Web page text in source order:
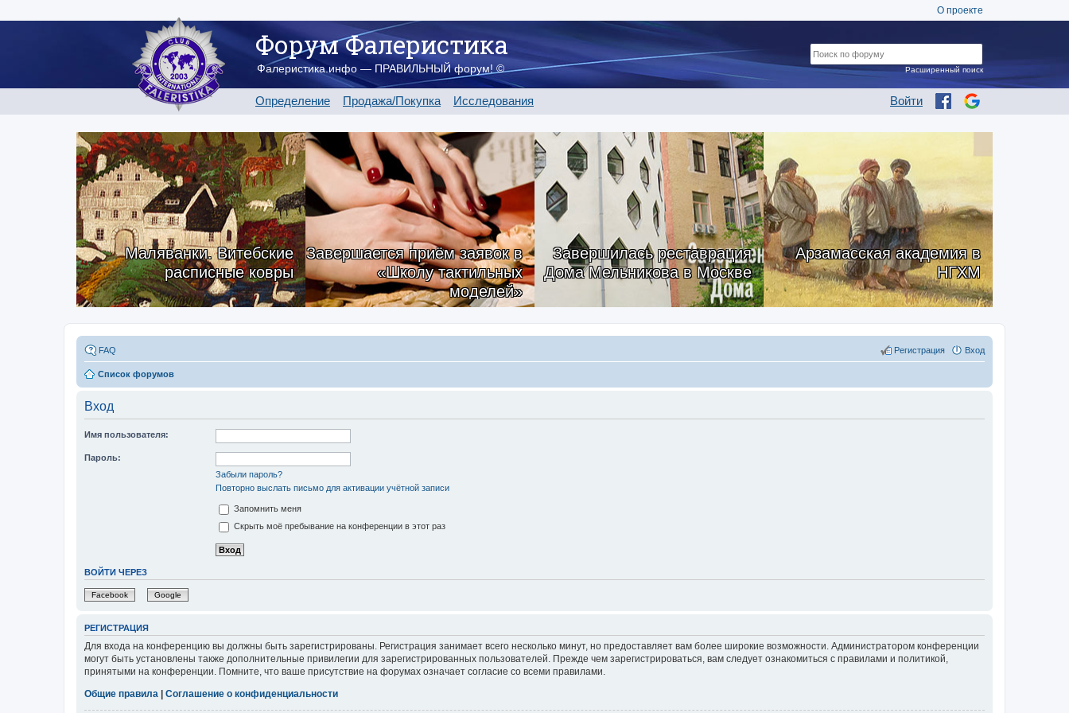
О проекте
Форум Фалеристика
Фалеристика.инфо — ПРАВИЛЬНЫЙ форум! ©
Определение Продажа/Покупка Исследования Войти
Расширенный поиск
Маляванки. Витебские
расписные ковры
Завершается приём заявок в
«Школу тактильных
моделей»
Завершилась реставрация
Дома Мельникова в Москве
Арзамасская академия в
НГХМ
FAQ Вход
Регистрация
Список форумов
Вход
Имя пользователя:
Пароль:
Забыли пароль?
Повторно выслать письмо для активации учётной записи
Запомнить меня
Скрыть моё пребывание на конференции в этот раз
ВОЙТИ ЧЕРЕЗ
Facebook Google
РЕГИСТРАЦИЯ
Для входа на конференцию вы должны быть зарегистрированы. Регистрация занимает всего несколько минут, но предоставляет вам более широкие возможности. Администратором конференции
могут быть установлены также дополнительные привилегии для зарегистрированных пользователей. Прежде чем зарегистрироваться, вам следует ознакомиться с правилами и политикой,
принятыми на конференции. Помните, что ваше присутствие на форумах означает согласие со всеми правилами.
Общие правила
Соглашение о конфиденциальности